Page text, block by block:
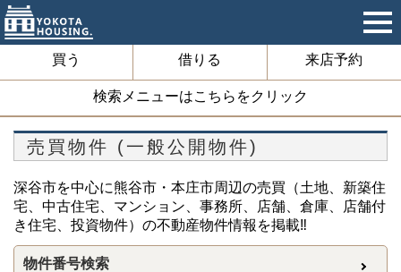
買う 借りる 来店予約
検索メニューはこちらをクリック
売買物件 (一般公開物件)
深谷市を中心に熊谷市・本庄市周辺の売買（土地、新築住
宅、中古住宅、マンション、事務所、店舗、倉庫、店舗付
き住宅、投資物件）の不動産物件情報を掲載‼
物件番号検索